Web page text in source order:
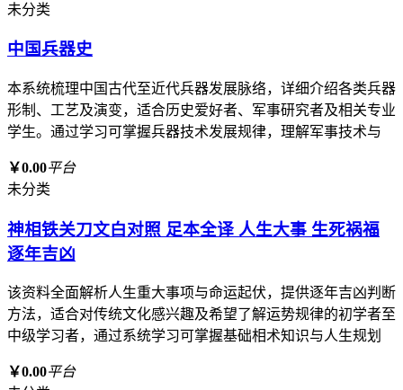
未分类
中国兵器史
本系统梳理中国古代至近代兵器发展脉络，详细介绍各类兵器
形制、工艺及演变，适合历史爱好者、军事研究者及相关专业
学生。通过学习可掌握兵器技术发展规律，理解军事技术与
￥0.00平台
未分类
神相铁关刀文白对照 足本全译 人生大事 生死祸福
逐年吉凶
该资料全面解析人生重大事项与命运起伏，提供逐年吉凶判断
方法，适合对传统文化感兴趣及希望了解运势规律的初学者至
中级学习者，通过系统学习可掌握基础相术知识与人生规划
￥0.00平台